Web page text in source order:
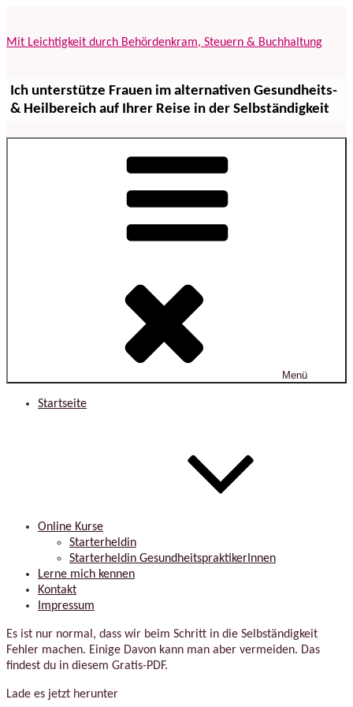
springen
Mit Leichtigkeit durch Behördenkram, Steuern & Buchhaltung
Ich unterstütze Frauen im alternativen Gesundheits-
& Heilbereich auf Ihrer Reise in der Selbständigkeit
Menü
Startseite
Online Kurse
Starterheldin
Starterheldin GesundheitspraktikerInnen
Lerne mich kennen
Kontakt
Impressum
Es ist nur normal, dass wir beim Schritt in die Selbständigkeit
Fehler machen. Einige Davon kann man aber vermeiden. Das
findest du in diesem Gratis-PDF.
Lade es jetzt herunter